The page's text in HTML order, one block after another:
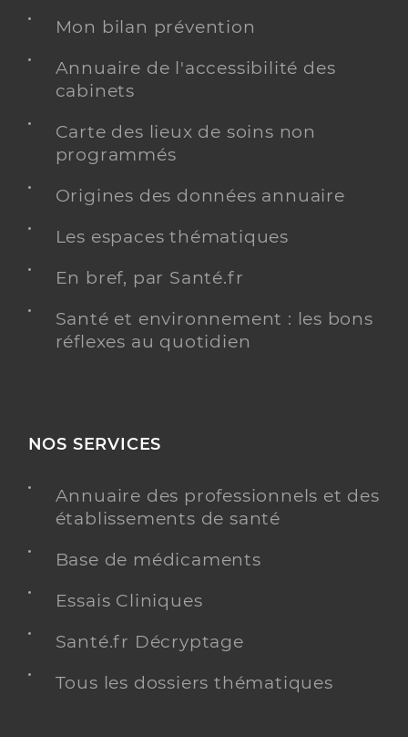
Mon bilan prévention
Annuaire de l'accessibilité des
cabinets
Carte des lieux de soins non
programmés
Origines des données annuaire
Les espaces thématiques
En bref, par Santé.fr
Santé et environnement : les bons
réflexes au quotidien
NOS SERVICES
Annuaire des professionnels et des
établissements de santé
Base de médicaments
Essais Cliniques
Santé.fr Décryptage
Tous les dossiers thématiques